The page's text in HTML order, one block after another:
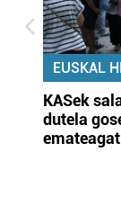
EUSKAL
KASek
dutela